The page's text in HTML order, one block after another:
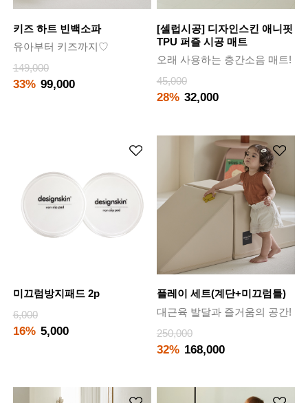
키즈 하트 빈백소파
유아부터 키즈까지♡
149,000
33% 99,000
[셀럽시공] 디자인스킨 애니핏
TPU 퍼즐 시공 매트
오래 사용하는 층간소음 매트!
45,000
28% 32,000
미끄럼방지패드 2p
6,000
16% 5,000
플레이 세트(계단+미끄럼틀)
대근육 발달과 즐거움의 공간!
250,000
32% 168,000